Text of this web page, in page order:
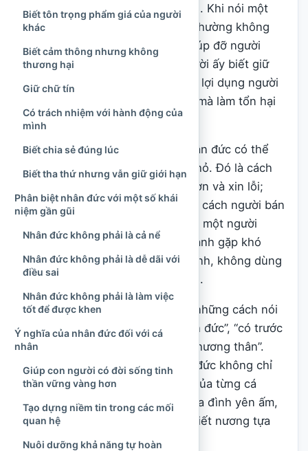
với gia đình, cộng đồng và xã hội. Khi nói một
người “có nhân đức”, người Việt thường không
chỉ khen họ hiền lành hay hay giúp đỡ người
khác, mà còn nhắc đến cách người ấy biết giữ
lời, cư xử có trước có sau, không lợi dụng người
yếu thế và không vì lợi ích riêng mà làm tổn hại
người khác.
Trong đời sống thường ngày, nhân đức có thể
hiện diện trong những việc rất nhỏ. Đó là cách
cha mẹ dạy con biết nói lời cảm ơn và xin lỗi;
cách người anh nhường nhịn em; cách người bán
hàng không gian dối khách; cách một người
hàng xóm giúp đỡ khi nhà bên cạnh gặp khó
khăn; hoặc cách ai đó giữ bình tĩnh, không dùng
lời cay nghiệt khi xảy ra bất đồng.
Văn hóa Việt Nam từ lâu đề cao những cách nói
như “ở hiền”, “ăn ở có nhân”, “tích đức”, “có trước
có sau”, “thương người như thể thương thân”.
Những lời dạy ấy cho thấy nhân đức không chỉ
được nhìn như phẩm chất riêng của từng cá
nhân, mà còn là nền tảng giúp gia đình yên ấm,
xóm làng gắn bó và cộng đồng biết nương tựa
vào nhau.
Biết tôn trọng phẩm giá của người
khác
Biết cảm thông nhưng không
thương hại
Giữ chữ tín
Có trách nhiệm với hành động của
mình
Biết chia sẻ đúng lúc
Biết tha thứ nhưng vẫn giữ giới hạn
Phân biệt nhân đức với một số khái
niệm gần gũi
Nhân đức không phải là cả nể
Nhân đức không phải là dễ dãi với
điều sai
Nhân đức không phải là làm việc
tốt để được khen
Ý nghĩa của nhân đức đối với cá
nhân
Giúp con người có đời sống tinh
thần vững vàng hơn
Tạo dựng niềm tin trong các mối
quan hệ
Nuôi dưỡng khả năng tự hoàn